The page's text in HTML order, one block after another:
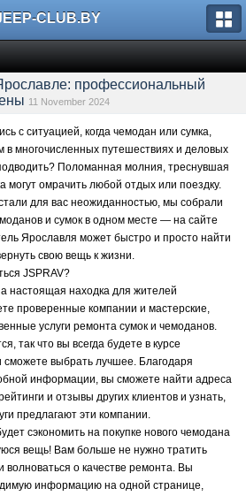
CLUB.BY
профессиональный
11 November 2024
с ситуацией, когда чемодан или сумка,
в многочисленных путешествиях и деловых
Поломанная молния, треснувшая
могут омрачить любой отдых или поездку.
для вас неожиданностью, мы собрали
и сумок в одном месте — на сайте
Ярославля может быстро и просто найти
свою вещь к жизни.
JSPRAV?
настоящая находка для жителей
проверенные компании и мастерские,
услуги ремонта сумок и чемоданов.
так что вы всегда будете в курсе
выбрать лучшее. Благодаря
информации, вы сможете найти адреса
и отзывы других клиентов и узнать,
предлагают эти компании.
сэкономить на покупке нового чемодана
вещь! Вам больше не нужно тратить
волноваться о качестве ремонта. Вы
информацию на одной странице,